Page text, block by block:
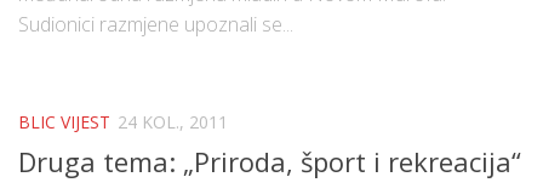
Sudionici razmjene upoznali se...
BLIC VIJEST 24 KOL., 2011
Druga tema: „Priroda, šport i rekreacija“